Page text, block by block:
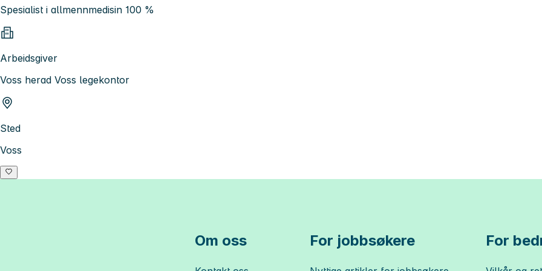
Spesialist i allmennmedisin 100 %
Arbeidsgiver
Voss herad Voss legekontor
Sted
Voss
Om oss For jobbsøkere For